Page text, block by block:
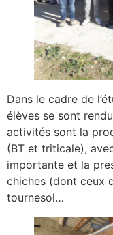
Dans le cadre de
élèves se sont
activités sont la
(BT et triticale),
importante et la
chiches (dont ceux
tournesol…